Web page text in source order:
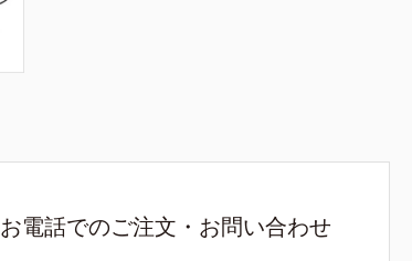
お電話でのご注文・お問い合わせ